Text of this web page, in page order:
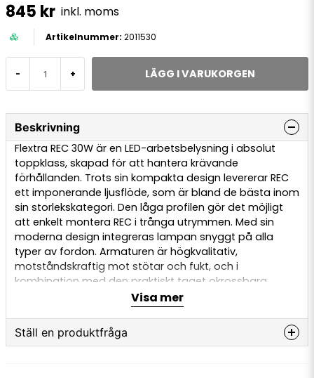
845 kr inkl. moms
2011530
- + LÄGG I VARUKORGEN
Beskrivning
Flextra REC 30W är en LED-arbetsbelysning i absolut
toppklass, skapad för att hantera krävande
förhållanden. Trots sin kompakta design levererar REC
ett imponerande ljusflöde, som är bland de bästa inom
sin storlekskategori. Den låga profilen gör det möjligt
att enkelt montera REC i trånga utrymmen. Med sin
moderna design integreras lampan snyggt på alla
typer av fordon. Armaturen är högkvalitativ,
motståndskraftig mot stötar och fukt, och i
kombination med den praktiskt taget okrossbara
polykarbonatlinsen är REC idealisk för tuffa och
Ljusbild:Flood
LED:Osram 6x 5W
Visa mer
Ställ en produktfråga